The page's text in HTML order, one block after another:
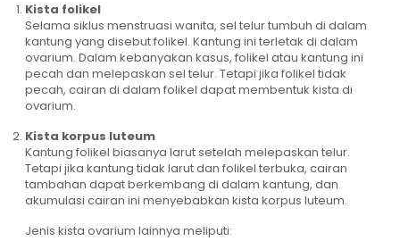
Kista folikel
Selama siklus menstruasi wanita, sel telur tumbuh di dalam
kantung yang disebut folikel. Kantung ini terletak di dalam
ovarium. Dalam kebanyakan kasus, folikel atau kantung ini
pecah dan melepaskan sel telur. Tetapi jika folikel tidak
pecah, cairan di dalam folikel dapat membentuk kista di
ovarium.
Kista korpus luteum
Kantung folikel biasanya larut setelah melepaskan telur.
Tetapi jika kantung tidak larut dan folikel terbuka, cairan
tambahan dapat berkembang di dalam kantung, dan
akumulasi cairan ini menyebabkan kista korpus luteum.
Jenis kista ovarium lainnya meliputi: